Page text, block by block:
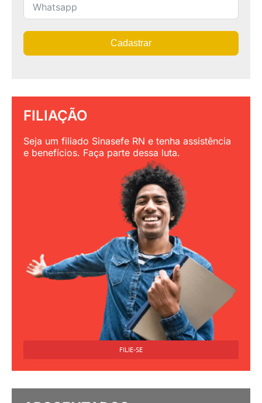
Cadastrar
FILIAÇÃO
Seja um filiado Sinasefe RN e tenha assistência
e benefícios. Faça parte dessa luta.
FILIE-SE